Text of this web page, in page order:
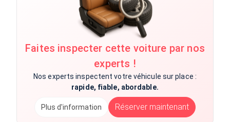
Faites inspecter cette voiture par nos
experts !
Nos experts inspectent votre véhicule sur place :
rapide, fiable, abordable.
Plus d'information Réserver maintenant